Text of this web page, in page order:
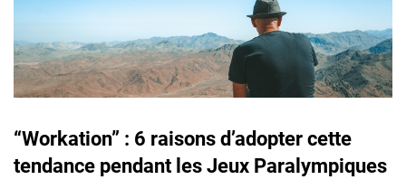
“Workation” : 6 raisons d’adopter cette
tendance pendant les Jeux Paralympiques